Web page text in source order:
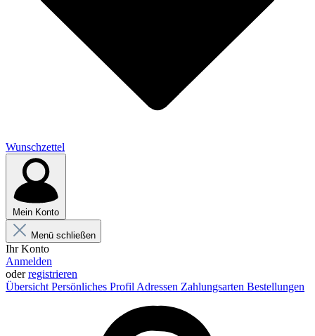
Wunschzettel
Mein Konto
Menü schließen
Ihr Konto
Anmelden
oderregistrieren
Übersicht Persönliches Profil Adressen Zahlungsarten Bestellungen